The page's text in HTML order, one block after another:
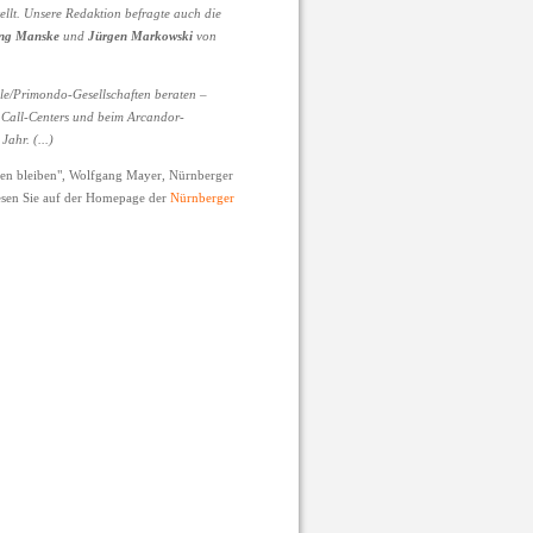
Unsere Redaktion befragte auch die
Manske und Jürgen Markowski von
Primondo-Gesellschaften beraten –
Centers und beim Arcandor-
Jahr. (...)
bleiben", Wolfgang Mayer, Nürnberger
Sie auf der Homepage der Nürnberger